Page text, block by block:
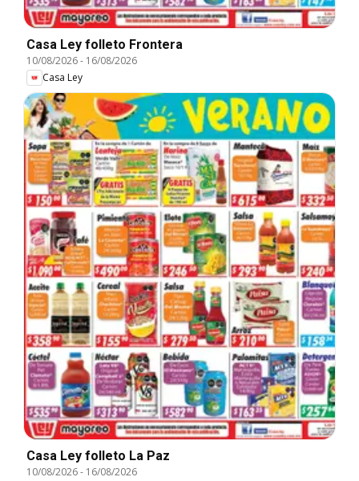
Casa Ley folleto Frontera
10/08/2026- 16/08/2026
Casa Ley
Casa Ley folleto La Paz
10/08/2026- 16/08/2026